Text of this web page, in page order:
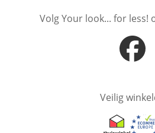
Volg Your look... for less!
Opent
Veilig